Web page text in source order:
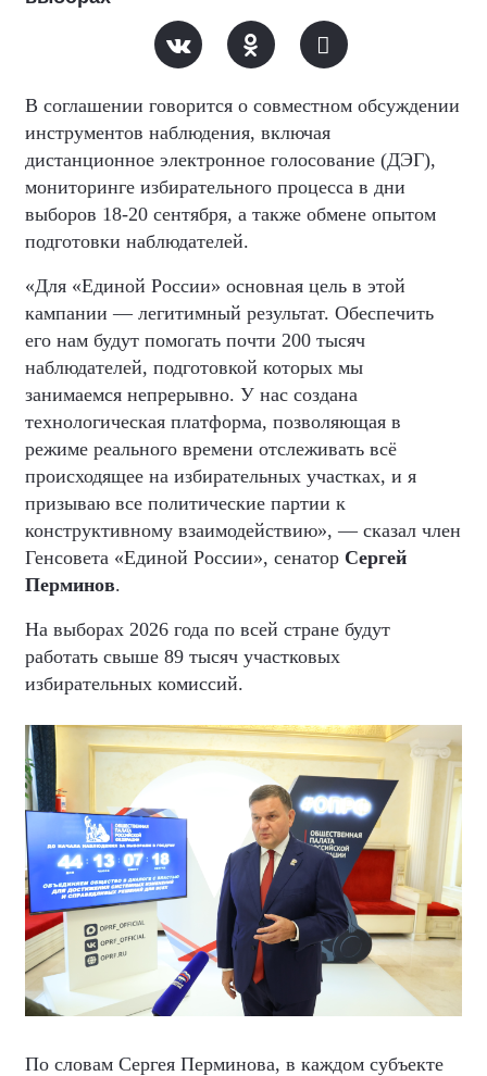
В соглашении говорится о совместном обсуждении
инструментов наблюдения, включая
дистанционное электронное голосование (ДЭГ),
мониторинге избирательного процесса в дни
выборов 18-20 сентября, а также обмене опытом
подготовки наблюдателей.
«Для «Единой России» основная цель в этой
кампании — легитимный результат. Обеспечить
его нам будут помогать почти 200 тысяч
наблюдателей, подготовкой которых мы
занимаемся непрерывно. У нас создана
технологическая платформа, позволяющая в
режиме реального времени отслеживать всё
происходящее на избирательных участках, и я
призываю все политические партии к
конструктивному взаимодействию», — сказал член
Генсовета «Единой России», сенатор Сергей
Перминов.
На выборах 2026 года по всей стране будут
работать свыше 89 тысяч участковых
избирательных комиссий.
По словам Сергея Перминова, в каждом субъекте